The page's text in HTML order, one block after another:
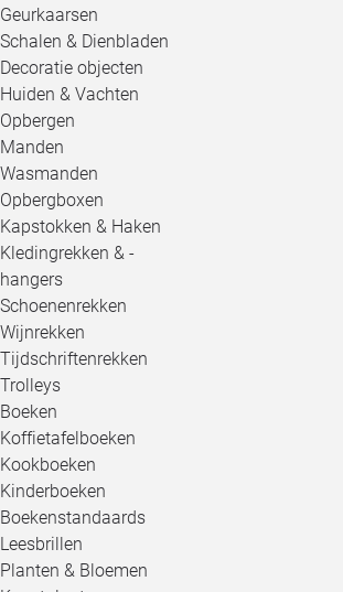
Geurkaarsen
Schalen & Dienbladen
Decoratie objecten
Huiden & Vachten
Opbergen
Manden
Wasmanden
Opbergboxen
Kapstokken & Haken
Kledingrekken & -
hangers
Schoenenrekken
Wijnrekken
Tijdschriftenrekken
Trolleys
Boeken
Koffietafelboeken
Kookboeken
Kinderboeken
Boekenstandaards
Leesbrillen
Planten & Bloemen